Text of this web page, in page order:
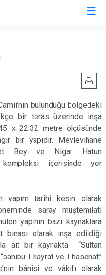
bulunduğu bölgedeki
bir teras üzerinde inşa
x 22.32 metre ölçüsünde
bir yapıdır. Mevlevihane
Bey ve Nigar Hatun
kompleksi içerisinde yer
yapım tarihi kesin olarak
saray müştemilatı
yapının bazı kaynaklara
binası olarak inşa edildiği
ait bir kaynakta “Sultan
l hayrat ve l-hasenat”
bânisi ve vâkıfı olarak